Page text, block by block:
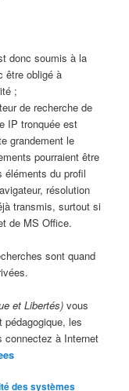
donc soumis à la
être obligé à
;
de recherche de
IP tronquée est
grandement le
pourraient être
éléments du profil
résolution
transmis, surtout si
de MS Office.
sont quand
et Libertés) vous
les
connectez à Internet
des systèmes